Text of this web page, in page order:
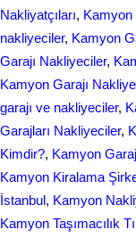
Nakliyatçıları, Kamyon
nakliyeciler, Kamyon
Garajı Nakliyeciler,
Kamyon Garajı
garajı ve nakliyeciler,
Garajları Nakliyeciler,
Kimdir?, Kamyon
Kamyon Kiralama
İstanbul, Kamyon
Kamyon Taşımacılık